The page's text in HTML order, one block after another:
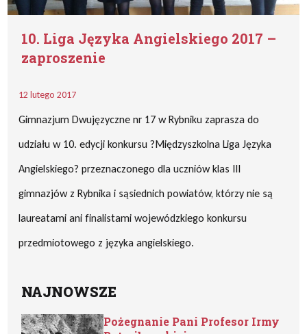
10. Liga Języka Angielskiego 2017 –
zaproszenie
12 lutego 2017
Gimnazjum Dwujęzyczne nr 17 w Rybniku zaprasza do
udziału w 10. edycji konkursu ?Międzyszkolna Liga Języka
Angielskiego? przeznaczonego dla uczniów klas III
gimnazjów z Rybnika i sąsiednich powiatów, którzy nie są
laureatami ani finalistami wojewódzkiego konkursu
przedmiotowego z języka angielskiego.
NAJNOWSZE
Pożegnanie Pani Profesor Irmy